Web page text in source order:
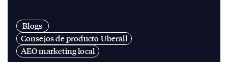
Blogs
Consejos de producto Uberall
AEO marketing local